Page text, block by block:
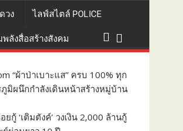
วง ไลฟ์สไตล์ POLICE
ลังสื่อสร้างสังคม
“ผ้าป่าเบาะแส” ครบ 100% ทุก
มิผนึกกำลังเดินหน้าสร้างหมู่บ้าน
กู้ ‘เติมตังค์’ วงเงิน 2,000 ล้านกู้